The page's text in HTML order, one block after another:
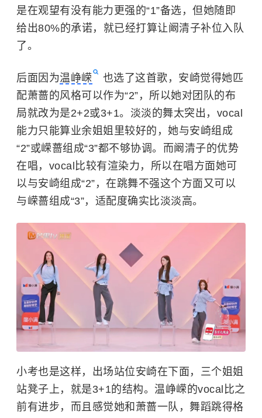
是在观望有没有能力更强的“1”备选，但她随即
给出80%的承诺，就已经打算让阚清子补位入队
了。
后面因为温峥嵘
也选了这首歌，安崎觉得她匹
配萧蔷的风格可以作为“2”，所以她对团队的布
局就改为是2+2或3+1。淡淡的舞太突出，vocal
能力只能算业余姐姐里较好的，她与安崎组成
“2”或嵘蔷组成“3”都不够协调。而阚清子的优势
在唱，vocal比较有渲染力，所以在唱方面她可
以与安崎组成“2”，在跳舞不强这个方面又可以
与嵘蔷组成“3”，适配度确实比淡淡高。
小考也是这样，出场站位安崎在下面，三个姐姐
站凳子上，就是3+1的结构。温峥嵘的vocal比之
前有进步，而且感觉她和萧蔷一队，舞蹈跳得格